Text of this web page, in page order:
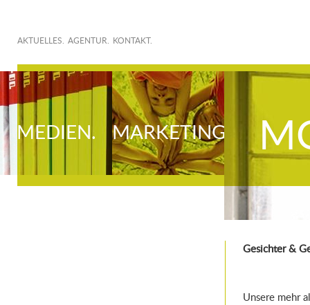
AKTUELLES. AGENTUR. KONTAKT.
MEDIEN. MARKETING.
Gesichter &
Unsere mehr